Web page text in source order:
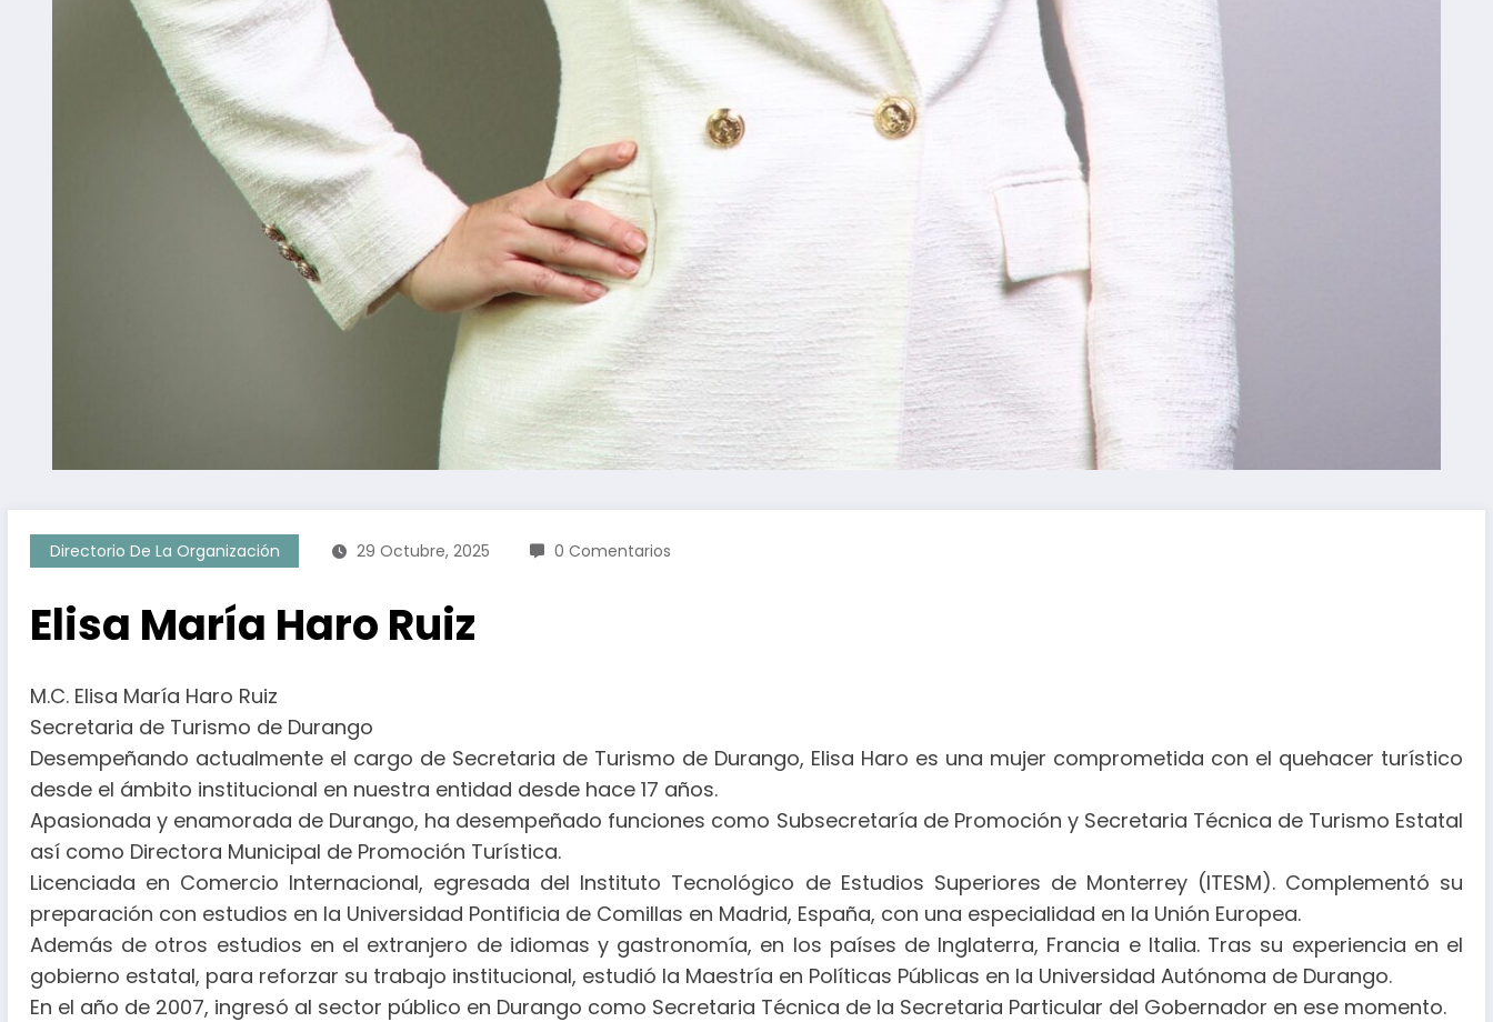
Directorio De La Organización 29 Octubre, 2025 0 Comentarios
Elisa María Haro Ruiz
M.C. Elisa María Haro Ruiz
Secretaria de Turismo de Durango
Desempeñando actualmente el cargo de Secretaria de Turismo de Durango, Elisa Haro es una mujer comprometida con el quehacer turístico
desde el ámbito institucional en nuestra entidad desde hace 17 años.
Apasionada y enamorada de Durango, ha desempeñado funciones como Subsecretaría de Promoción y Secretaria Técnica de Turismo Estatal
así como Directora Municipal de Promoción Turística.
Licenciada en Comercio Internacional, egresada del Instituto Tecnológico de Estudios Superiores de Monterrey (ITESM). Complementó su
preparación con estudios en la Universidad Pontificia de Comillas en Madrid, España, con una especialidad en la Unión Europea.
Además de otros estudios en el extranjero de idiomas y gastronomía, en los países de Inglaterra, Francia e Italia. Tras su experiencia en el
gobierno estatal, para reforzar su trabajo institucional, estudió la Maestría en Políticas Públicas en la Universidad Autónoma de Durango.
En el año de 2007, ingresó al sector público en Durango como Secretaria Técnica de la Secretaria Particular del Gobernador en ese momento.